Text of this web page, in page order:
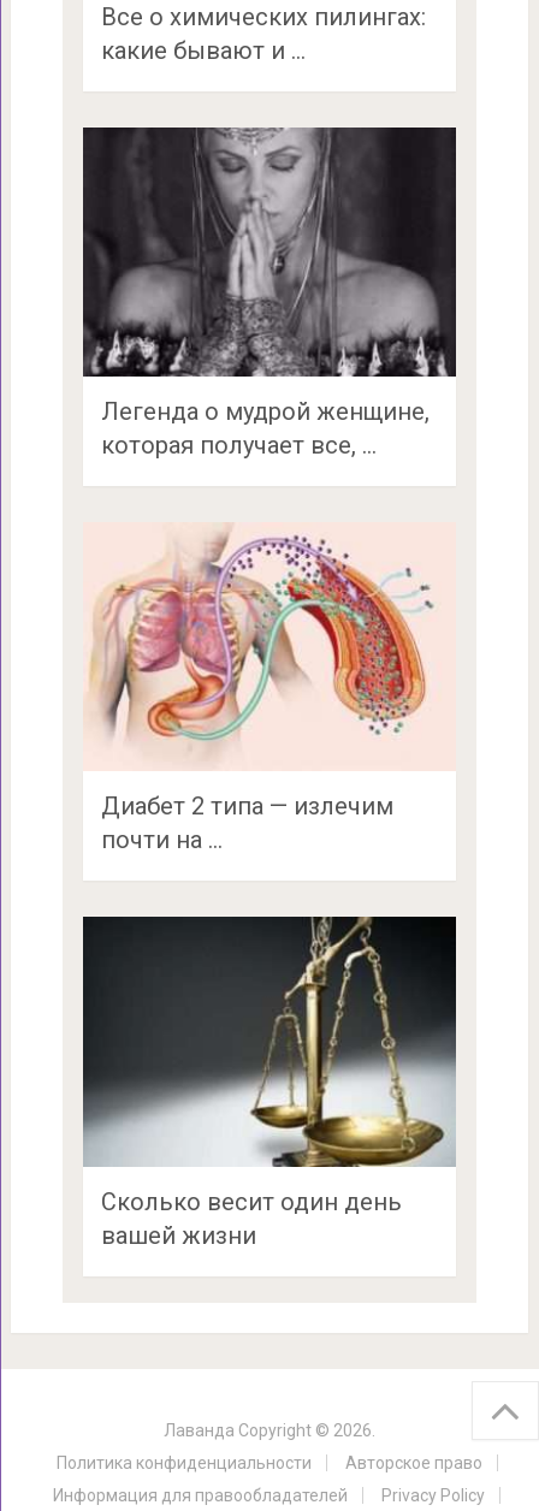
Все о химических пилингах:
какие бывают и …
Легенда о мудрой женщине,
которая получает все, …
Диабет 2 типа — излечим
почти на …
Сколько весит один день
вашей жизни
Лаванда Copyright © 2026.
Политика конфиденциальности
Авторское право
Информация для правообладателей
Privacy Policy